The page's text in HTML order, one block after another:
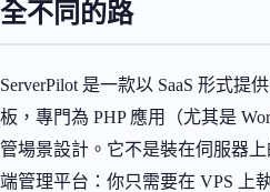
全不同的路
ServerPilot 是一款以 SaaS 形式提
板，專門為 PHP 應用（尤其是
管場景設計。它不是裝在伺服器
端管理平台：你只需要在 VPS 上